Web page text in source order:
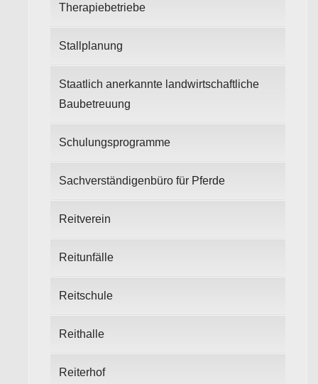
Therapiebetriebe
Stallplanung
Staatlich anerkannte landwirtschaftliche
Baubetreuung
Schulungsprogramme
Sachverständigenbüro für Pferde
Reitverein
Reitunfälle
Reitschule
Reithalle
Reiterhof